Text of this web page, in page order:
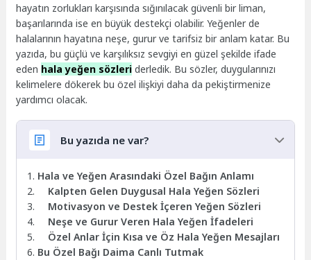
hayatın zorlukları karşısında sığınılacak güvenli bir liman,
başarılarında ise en büyük destekçi olabilir. Yeğenler de
halalarının hayatına neşe, gurur ve tarifsiz bir anlam katar. Bu
yazıda, bu güçlü ve karşılıksız sevgiyi en güzel şekilde ifade
eden hala yeğen sözleri derledik. Bu sözler, duygularınızı
kelimelere dökerek bu özel ilişkiyi daha da pekiştirmenize
yardımcı olacak.
Bu yazıda ne var?
Hala ve Yeğen Arasındaki Özel Bağın Anlamı
Kalpten Gelen Duygusal Hala Yeğen Sözleri
Motivasyon ve Destek İçeren Yeğen Sözleri
Neşe ve Gurur Veren Hala Yeğen İfadeleri
Özel Anlar İçin Kısa ve Öz Hala Yeğen Mesajları
Bu Özel Bağı Daima Canlı Tutmak